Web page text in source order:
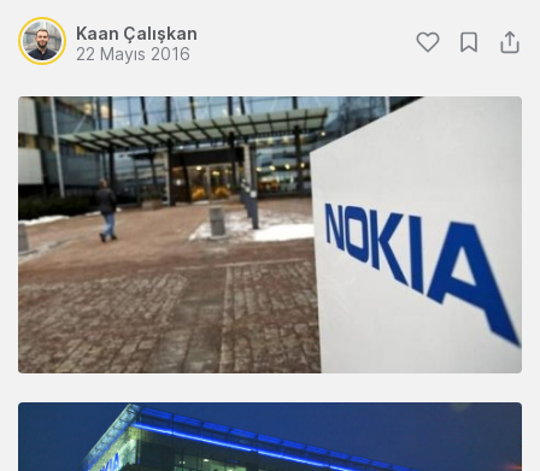
Kaan Çalışkan
22 Mayıs 2016